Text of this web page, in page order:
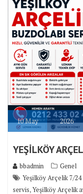
10May 2026
YEŞİLKÖY
bbadmin
Genel
Yeşilköy Arçelik 7/24
servis,Yeşilköy Arçelik